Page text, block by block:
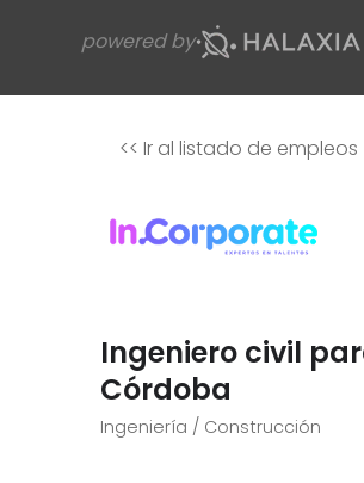
powered by
<< Ir al listado de empleos
Ingeniero civil
Córdoba
Ingeniería / Construcción